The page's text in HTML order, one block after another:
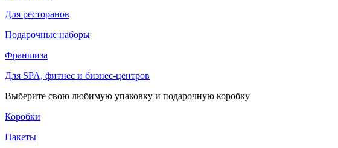
Для ресторанов
Подарочные наборы
Франшиза
Для SPA, фитнес и бизнес-центров
Выберите свою любимую упаковку и подарочную коробку
Коробки
Пакеты